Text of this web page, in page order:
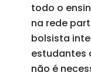
todo o
na rede
bolsista
estudantes
não é